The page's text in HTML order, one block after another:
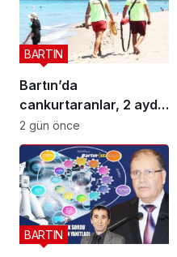
Bartın’da
cankurtaranlar, 2 ayda
bakın kaç hayat
kurtardı?
BARTIN
2 gün önce
BARTIN